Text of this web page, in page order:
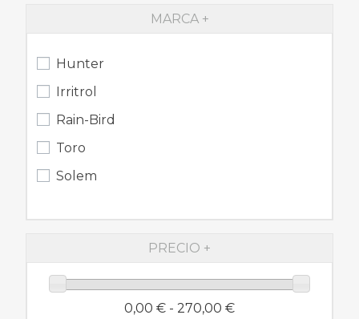
MARCA
Hunter
Irritrol
Rain-Bird
Toro
Solem
PRECIO
0,00 € - 270,00 €